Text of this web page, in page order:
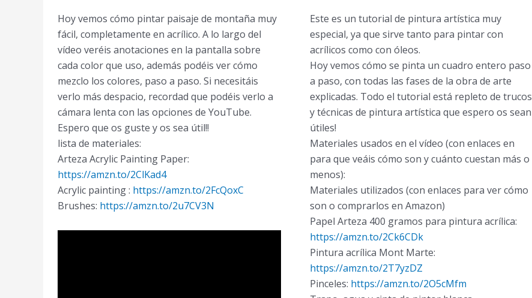
Hoy vemos cómo pintar paisaje de montaña muy
fácil, completamente en acrílico. A lo largo del
vídeo veréis anotaciones en la pantalla sobre
cada color que uso, además podéis ver cómo
mezclo los colores, paso a paso. Si necesitáis
verlo más despacio, recordad que podéis verlo a
cámara lenta con las opciones de YouTube.
Espero que os guste y os sea útil!!
lista de materiales:
Arteza Acrylic Painting Paper:
https://amzn.to/2ClKad4
Acrylic painting : https://amzn.to/2FcQoxC
Brushes: https://amzn.to/2u7CV3N
Este es un tutorial de pintura artística muy
especial, ya que sirve tanto para pintar con
acrílicos como con óleos.
Hoy vemos cómo se pinta un cuadro entero paso
a paso, con todas las fases de la obra de arte
explicadas. Todo el tutorial está repleto de trucos
y técnicas de pintura artística que espero os sean
útiles!
Materiales usados en el vídeo (con enlaces en
para que veáis cómo son y cuánto cuestan más o
menos):
Materiales utilizados (con enlaces para ver cómo
son o comprarlos en Amazon)
Papel Arteza 400 gramos para pintura acrílica:
https://amzn.to/2Ck6CDk
Pintura acrílica Mont Marte:
https://amzn.to/2T7yzDZ
Pinceles: https://amzn.to/2O5cMfm